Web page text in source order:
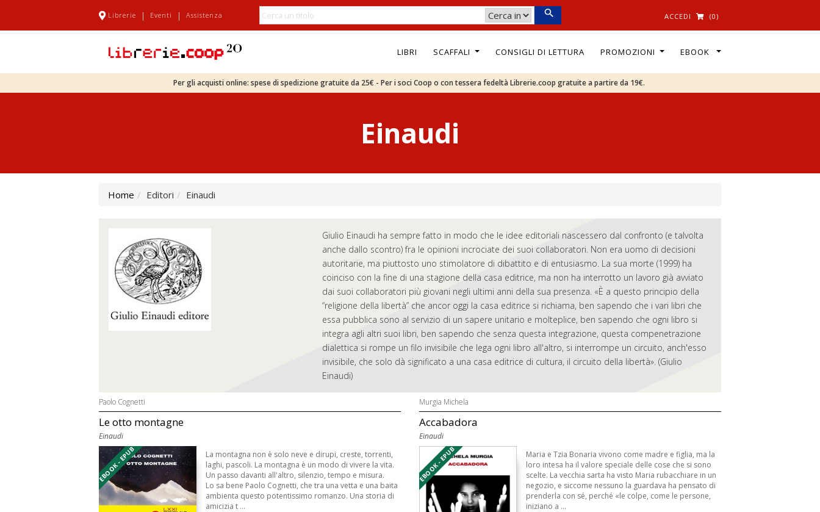
Librerie | Eventi | Assistenza ACCEDI (0)
LIBRI SCAFFALI CONSIGLI DI LETTURA PROMOZIONI EBOOK
Per gli acquisti online: spese di spedizione gratuite da 25€ - Per i soci Coop o con tessera fedeltà Librerie.coop gratuite a partire da 19€.
Einaudi
Home Editori Einaudi
Giulio Einaudi ha sempre fatto in modo che le idee editoriali nascessero dal confronto (e talvolta
anche dallo scontro) fra le opinioni incrociate dei suoi collaboratori. Non era uomo di decisioni
autoritarie, ma piuttosto uno stimolatore di dibattito e di entusiasmo. La sua morte (1999) ha
coinciso con la fine di una stagione della casa editrice, ma non ha interrotto un lavoro già avviato
dai suoi collaboratori più giovani negli ultimi anni della sua presenza. «È a questo principio della
“religione della libertà” che ancor oggi la casa editrice si richiama, ben sapendo che i vari libri che
essa pubblica sono al servizio di un sapere unitario e molteplice, ben sapendo che ogni libro si
integra agli altri suoi libri, ben sapendo che senza questa integrazione, questa compenetrazione
dialettica si rompe un filo invisibile che lega ogni libro all'altro, si interrompe un circuito, anch'esso
invisibile, che solo dà significato a una casa editrice di cultura, il circuito della libertà». (Giulio
Einaudi)
Paolo Cognetti
Le otto montagne
Einaudi
EBOOK - EPUB
La montagna non è solo neve e dirupi, creste, torrenti,
laghi, pascoli. La montagna è un modo di vivere la vita.
Un passo davanti all'altro, silenzio, tempo e misura.
Lo sa bene Paolo Cognetti, che tra una vetta e una baita
ambienta questo potentissimo romanzo. Una storia di
amicizia t ...
Murgia Michela
Accabadora
Einaudi
EBOOK - EPUB
Maria e Tzia Bonaria vivono come madre e figlia, ma la
loro intesa ha il valore speciale delle cose che si sono
scelte. La vecchia sarta ha visto Maria rubacchiare in un
negozio, e siccome nessuno la guardava ha pensato di
prenderla con sé, perché «le colpe, come le persone,
iniziano a ...